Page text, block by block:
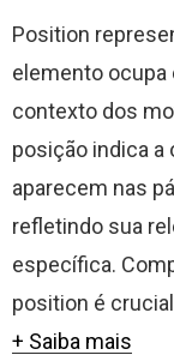
Position
elemento ocupa
contexto dos
posição indica a
aparecem nas
refletindo sua
específica.
position é
+ Saiba mais